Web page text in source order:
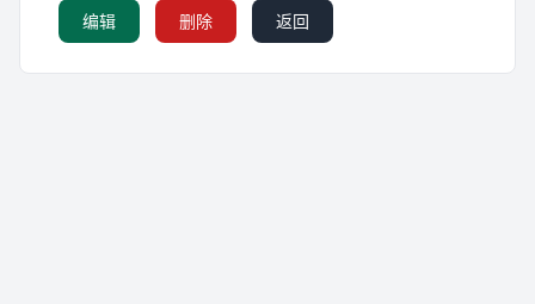
编辑 删除 返回